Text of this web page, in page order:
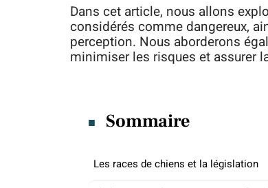
Dans cet article, nous allons
considérés comme dangereux,
perception. Nous aborderons
minimiser les risques et assurer
Sommaire
Les races de chiens et la législation